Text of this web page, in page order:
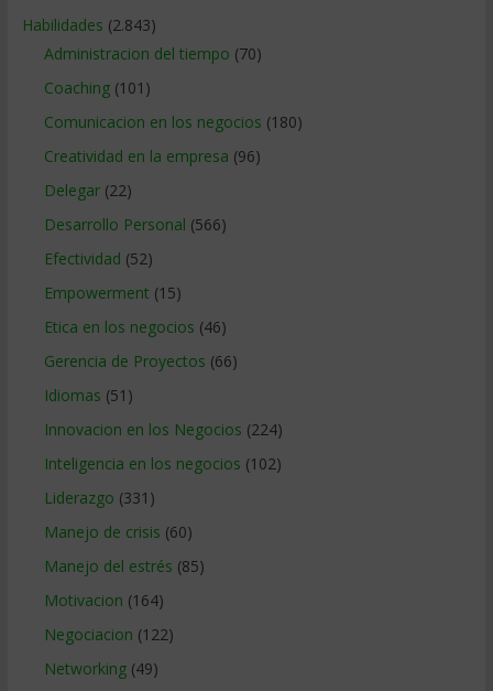
Habilidades (2.843)
Administracion del tiempo (70)
Coaching(101)
Comunicacion en los negocios (180)
Creatividad en la empresa (96)
Delegar(22)
Desarrollo Personal (566)
Efectividad (52)
Empowerment (15)
Etica en los negocios (46)
Gerencia de Proyectos (66)
Idiomas (51)
Innovacion en los Negocios (224)
Inteligencia en los negocios (102)
Liderazgo (331)
Manejo de crisis (60)
Manejo del estrés (85)
Motivacion (164)
Negociacion (122)
Networking(49)